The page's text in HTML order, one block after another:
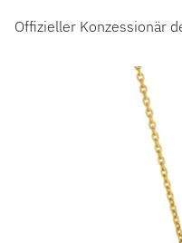
Offizieller Konzessionär